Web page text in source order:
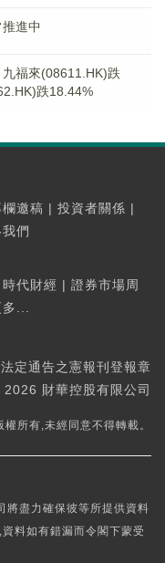
進中
九福來(08611.HK)跌
跌18.44%
欄邀稿 | 投資者關係 |
們
時代財經 | 證券市場周
多...
定通告之憲報刊登報章
財華控股有限公司
權所有,未經同意不得轉載。
將盡力確保彼等所提供資料
料如有錯漏而令閣下蒙受